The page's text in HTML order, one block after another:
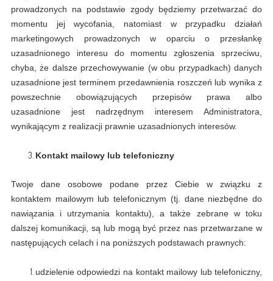
prowadzonych na podstawie zgody będziemy przetwarzać do
momentu jej wycofania, natomiast w przypadku działań
marketingowych prowadzonych w oparciu o przesłankę
uzasadnionego interesu do momentu zgłoszenia sprzeciwu,
chyba, że dalsze przechowywanie (w obu przypadkach) danych
uzasadnione jest terminem przedawnienia roszczeń lub wynika z
powszechnie obowiązujących przepisów prawa albo
uzasadnione jest nadrzędnym interesem Administratora,
wynikającym z realizacji prawnie uzasadnionych interesów.
Kontakt mailowy lub telefoniczny
Twoje dane osobowe podane przez Ciebie w związku z
kontaktem mailowym lub telefonicznym (tj. dane niezbędne do
nawiązania i utrzymania kontaktu), a także zebrane w toku
dalszej komunikacji, są lub mogą być przez nas przetwarzane w
następujących celach i na poniższych podstawach prawnych:
udzielenie odpowiedzi na kontakt mailowy lub telefoniczny,